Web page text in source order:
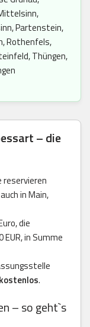
Partenstein,
Rothenfels,
Thüngen,
– die
reservieren
in Main,
die
in Summe
kostenlos.
– so geht`s